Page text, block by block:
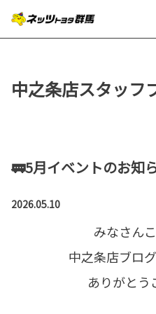
中之条店スタッフ
🚃5月イベントのお知
2026.05.10
みなさん
中之条店ブロ
ありがと